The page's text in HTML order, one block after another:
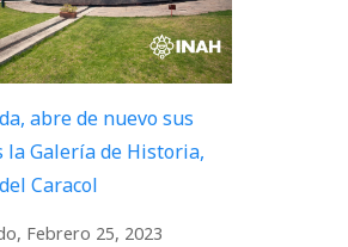
abre de nuevo sus
la Galería de Historia,
Caracol
Febrero 25, 2023